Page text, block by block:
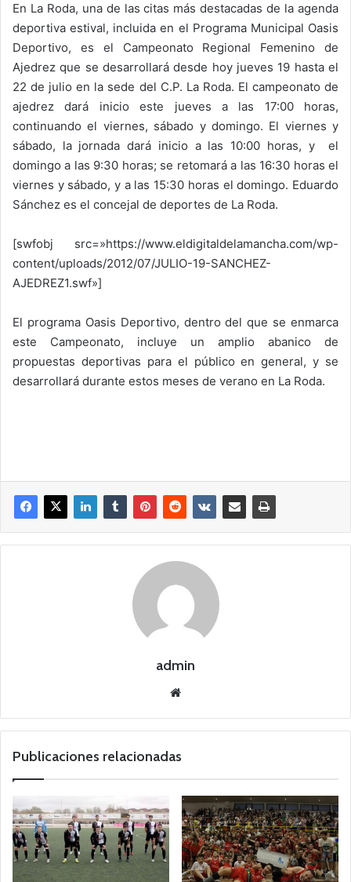
En La Roda, una de las citas más destacadas de la agenda
deportiva estival, incluida en el Programa Municipal Oasis
Deportivo, es el Campeonato Regional Femenino de
Ajedrez que se desarrollará desde hoy jueves 19 hasta el
22 de julio en la sede del C.P. La Roda. El campeonato de
ajedrez dará inicio este jueves a las 17:00 horas,
continuando el viernes, sábado y domingo. El viernes y
sábado, la jornada dará inicio a las 10:00 horas, y el
domingo a las 9:30 horas; se retomará a las 16:30 horas el
viernes y sábado, y a las 15:30 horas el domingo. Eduardo
Sánchez es el concejal de deportes de La Roda.
[swfobj src=»https://www.eldigitaldelamancha.com/wp-
content/uploads/2012/07/JULIO-19-SANCHEZ-
AJEDREZ1.swf»]
El programa Oasis Deportivo, dentro del que se enmarca
este Campeonato, incluye un amplio abanico de
propuestas deportivas para el público en general, y se
desarrollará durante estos meses de verano en La Roda.
admin
we
Publicaciones relacionadas